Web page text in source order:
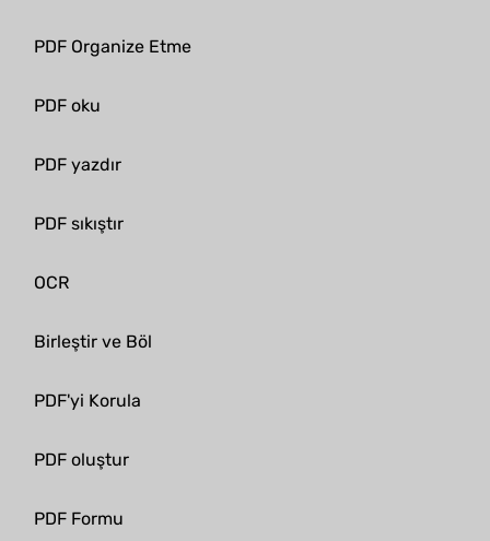
PDF Organize Etme
PDF oku
PDF yazdır
PDF sıkıştır
OCR
Birleştir ve Böl
PDF'yi Korula
PDF oluştur
PDF Formu